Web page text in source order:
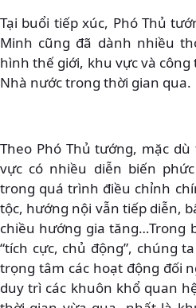
Tại buổi tiếp xúc, Phó Thủ
Minh cũng đã dành nhiều
hình thế giới, khu vực và
Nhà nước trong thời gian qua.
Theo Phó Thủ tướng, mặc
vực có nhiều diễn biến
trong quá trình điều chỉnh
tộc, hướng nội vẫn tiếp diễn,
chiều hướng gia tăng…Trong
“tích cực, chủ động”, chúng
trọng tâm các hoạt động đối
duy trì các khuôn khổ quan